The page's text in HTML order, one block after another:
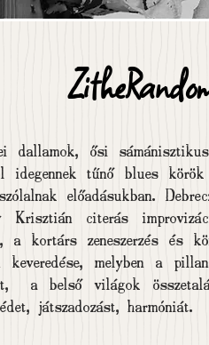
dallamok, ősi
idegennek tűnő blues
előadásukban.
Krisztián citerás
a kortárs zeneszerzés és
keveredése, melyben a
a belső világok
játszadozást, harmóniát.